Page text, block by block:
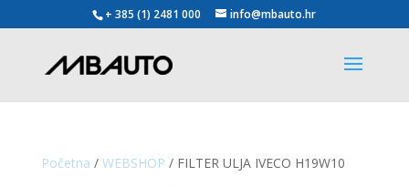
+ 385 (1) 2481 000 info@mbauto.hr
Početna / WEBSHOP / FILTER ULJA IVECO H19W10